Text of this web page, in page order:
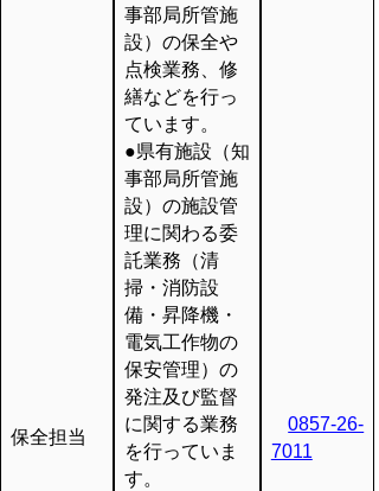
保全担当
事部局所管施
設）の保全や
点検業務、修
繕などを行っ
ています。
●県有施設（知
事部局所管施
設）の施設管
理に関わる委
託業務（清
掃・消防設
備・昇降機・
電気工作物の
保安管理）の
発注及び監督
に関する業務
を行っていま
す。
0857-26-
7011